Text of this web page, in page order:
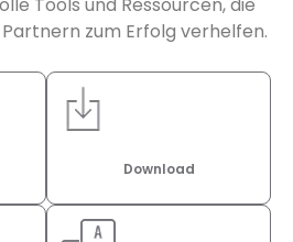
zum Erfolg verhelfen.
Download